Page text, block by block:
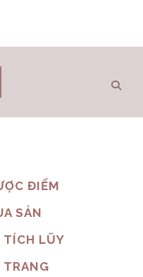
ĐIỂM
SẢN
TÍCH LŨY